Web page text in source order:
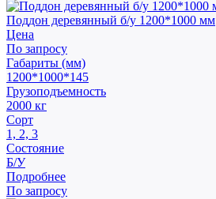
Поддон деревянный б/у 1200*1000 мм
Цена
По запросу
Габариты (мм)
1200*1000*145
Грузоподъемность
2000 кг
Сорт
1, 2, 3
Состояние
Б/У
Подробнее
По запросу